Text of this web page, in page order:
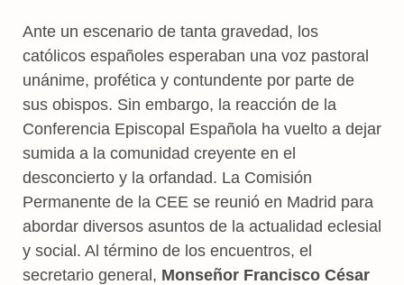
Ante un escenario de tanta gravedad, los
católicos españoles esperaban una voz pastoral
unánime, profética y contundente por parte de
sus obispos. Sin embargo, la reacción de la
Conferencia Episcopal Española ha vuelto a dejar
sumida a la comunidad creyente en el
desconcierto y la orfandad. La Comisión
Permanente de la CEE se reunió en Madrid para
abordar diversos asuntos de la actualidad eclesial
y social. Al término de los encuentros, el
secretario general, Monseñor Francisco César